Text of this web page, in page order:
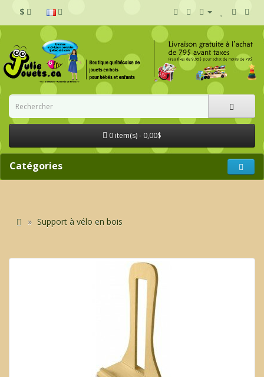
$
0 item(s) - 0,00$
Catégories
Support à vélo en bois